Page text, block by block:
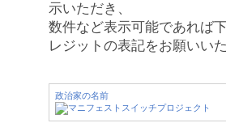
示いただき、
数件など表示可能であれば
レジットの表記をお願いいた
政治家の名前